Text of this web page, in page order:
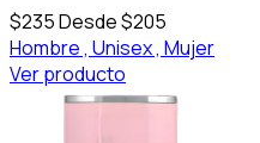
$235Desde $205
Hombre , Unisex , Mujer
Ver producto